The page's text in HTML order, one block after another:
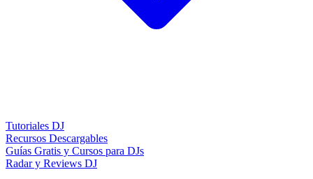
Tutoriales DJ
Recursos Descargables
Guías Gratis y Cursos para DJs
Radar y Reviews DJ